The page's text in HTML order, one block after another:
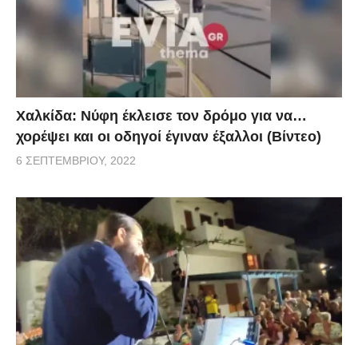
Χαλκίδα: Νύφη έκλεισε τον δρόμο για να…
χορέψει και οι οδηγοί έγιναν έξαλλοι (Βίντεο)
6 ΣΕΠΤΕΜΒΡΊΟΥ, 2022